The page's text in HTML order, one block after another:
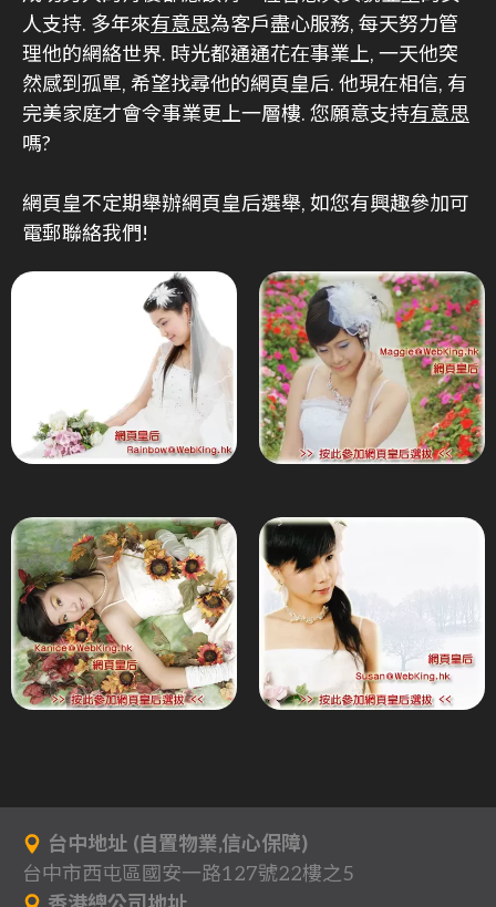
人支持. 多年來有意思為客戶盡心服務, 每天努力管
理他的網絡世界. 時光都通通花在事業上, 一天他突
然感到孤單, 希望找尋他的網頁皇后. 他現在相信, 有
完美家庭才會令事業更上一層樓. 您願意支持有意思
嗎?
網頁皇不定期舉辦網頁皇后選舉, 如您有興趣參加可
電郵聯絡我們!
台中地址 (自置物業,信心保障)
台中市西屯區國安一路127號22樓之5